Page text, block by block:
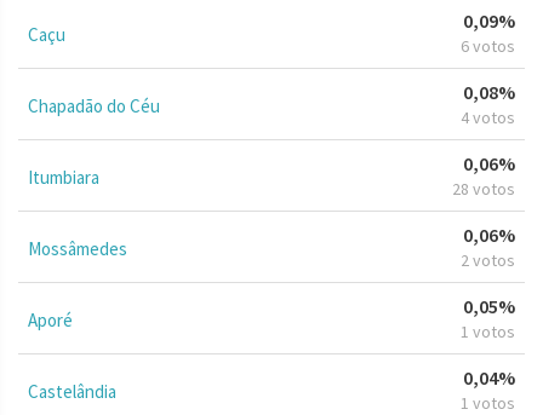
Caçu
0,09%
6 votos
Chapadão do Céu
0,08%
4 votos
Itumbiara
0,06%
28 votos
Mossâmedes
0,06%
2 votos
Aporé
0,05%
1 votos
Castelândia
0,04%
1 votos